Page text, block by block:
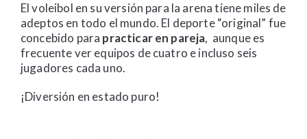
El voleibol en su versión para la arena tiene miles de
adeptos en todo el mundo. El deporte “original” fue
concebido para practicar en pareja, aunque es
frecuente ver equipos de cuatro e incluso seis
jugadores cada uno.
¡Diversión en estado puro!